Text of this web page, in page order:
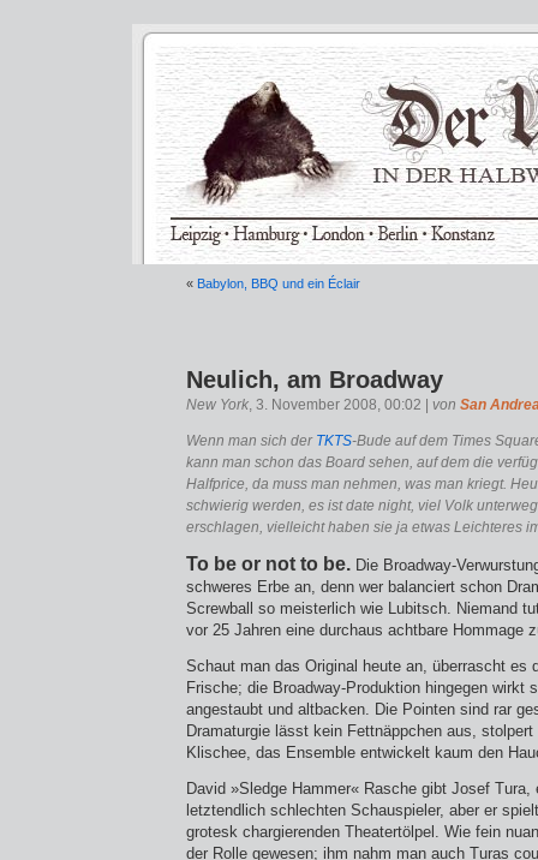
« Babylon, BBQ und ein Éclair
Neulich, am Broadway
New York, 3. November 2008, 00:02 | von San
Wenn man sich der TKTS-Bude auf dem Times
kann man schon das Board sehen, auf dem die
Halfprice, da muss man nehmen, was man kriegt.
schwierig werden, es ist date night, viel Volk
erschlagen, vielleicht haben sie ja etwas Leichteres
To be or not to be. Die Broadway-
schweres Erbe an, denn wer balanciert schon
Screwball so meisterlich wie Lubitsch. Niemand
vor 25 Jahren eine durchaus achtbare Hommage
Schaut man das Original heute an, überrascht es
Frische; die Broadway-Produktion hingegen wirkt
angestaubt und altbacken. Die Pointen sind rar
Dramaturgie lässt kein Fettnäppchen aus,
Klischee, das Ensemble entwickelt kaum den
David »Sledge Hammer« Rasche gibt Josef Tura,
letztendlich schlechten Schauspieler, aber er
grotesk chargierenden Theatertölpel. Wie fein
der Rolle gewesen; ihm nahm man auch Turas